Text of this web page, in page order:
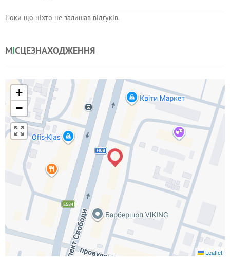
Поки що ніхто не залишав відгуків.
МІСЦЕЗНАХОДЖЕННЯ
+
−
Leaflet